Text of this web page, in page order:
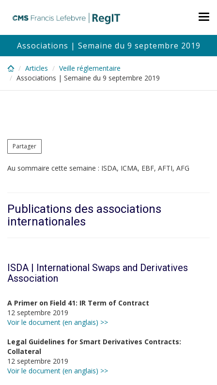
content
Associations | Semaine du 9 septembre 2019
Articles
Veille réglementaire
Associations | Semaine du 9 septembre 2019
Partager
Au sommaire cette semaine : ISDA, ICMA, EBF, AFTI, AFG
Publications des associations
internationales
ISDA | International Swaps and Derivatives
Association
A Primer on Field 41: IR Term of Contract
12 septembre 2019
Voir le document (en anglais) >>
Legal Guidelines for Smart Derivatives Contracts:
Collateral
12 septembre 2019
Voir le document (en anglais) >>